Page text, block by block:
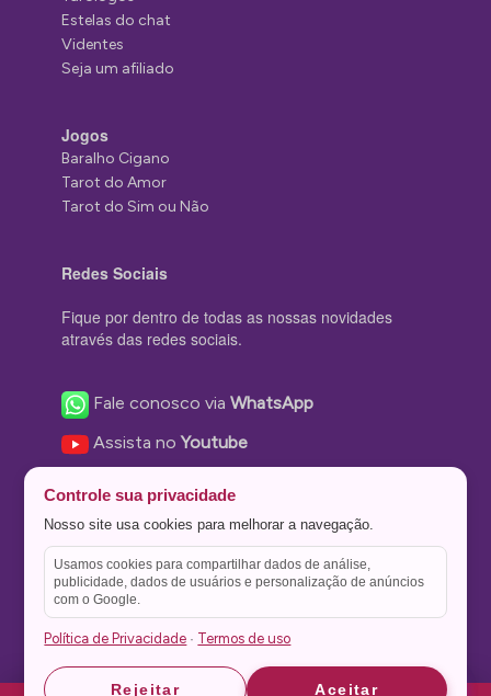
Estelas do chat
Videntes
Seja um afiliado
Jogos
Baralho Cigano
Tarot do Amor
Tarot do Sim ou Não
Redes Sociais
Fique por dentro de todas as nossas novidades
através das redes sociais.
Fale conosco viaWhatsApp
Assista noYoutube
Nos siga no Instagram
Nos siga noTwitter
Salve no
Controle sua privacidade
Nosso site usa cookies para melhorar a navegação.
Usamos cookies para compartilhar dados de análise,
publicidade, dados de usuários e personalização de anúncios
com o Google.
Política de Privacidade · Termos de uso
Rejeitar Aceitar